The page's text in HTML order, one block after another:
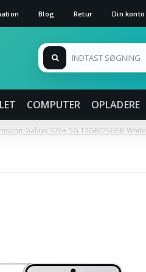
Blog Retur Din konto
COMPUTER OPLADERE
Galaxy S26+ 5G 12GB/256GB White